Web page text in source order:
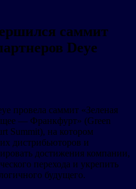
саммит
Deye
провела саммит «Зеленая
— Франкфурт» (Green
Summit), на котором
дистрибьюторов и
достижения компании,
перехода и укрепить
будущего.